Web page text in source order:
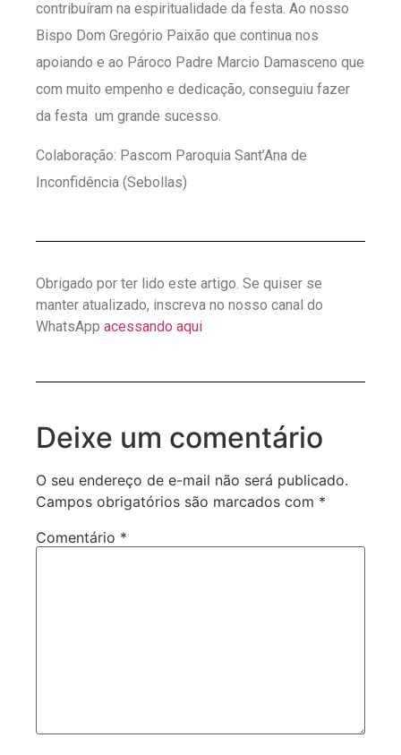
contribuíram na espiritualidade da festa. Ao nosso
Bispo Dom Gregório Paixão que continua nos
apoiando e ao Pároco Padre Marcio Damasceno que
com muito empenho e dedicação, conseguiu fazer
da festa um grande sucesso.
Colaboração: Pascom Paroquia Sant’Ana de
Inconfidência (Sebollas)
Obrigado por ter lido este artigo. Se quiser se
manter atualizado, inscreva no nosso canal do
WhatsApp acessando aqui
Deixe um comentário
O seu endereço de e-mail não será publicado.
Campos obrigatórios são marcados com *
Comentário *